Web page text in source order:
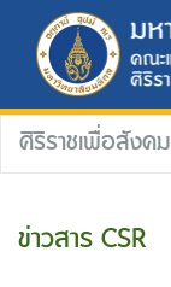
ศิริราชเพื่อสังคม
ข่าวสาร CSR